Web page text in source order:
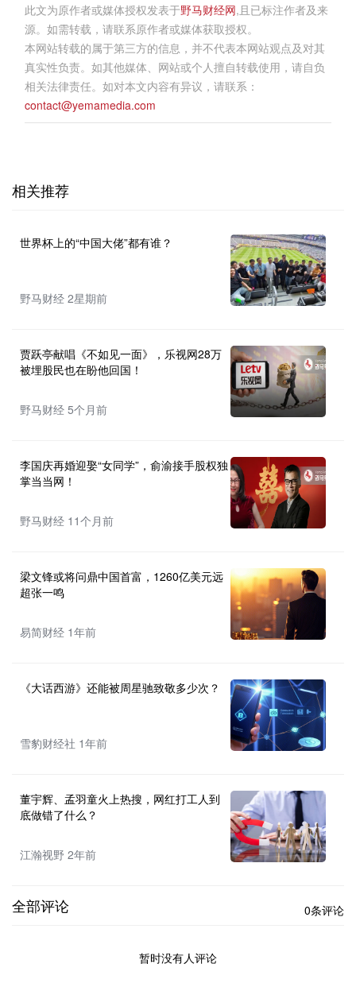
此文为原作者或媒体授权发表于野马财经网,且已标注作者及来
源。如需转载，请联系原作者或媒体获取授权。
本网站转载的属于第三方的信息，并不代表本网站观点及对其
真实性负责。如其他媒体、网站或个人擅自转载使用，请自负
相关法律责任。如对本文内容有异议，请联系：
contact@yemamedia.com
相关推荐
世界杯上的“中国大佬”都有谁？
野马财经 2星期前
贾跃亭献唱《不如见一面》，乐视网28万
被埋股民也在盼他回国！
野马财经 5个月前
李国庆再婚迎娶“女同学”，俞渝接手股权独
掌当当网！
野马财经 11个月前
梁文锋或将问鼎中国首富，1260亿美元远
超张一鸣
易简财经 1年前
《大话西游》还能被周星驰致敬多少次？
雪豹财经社 1年前
董宇辉、孟羽童火上热搜，网红打工人到
底做错了什么？
江瀚视野 2年前
全部评论 0条评论
暂时没有人评论